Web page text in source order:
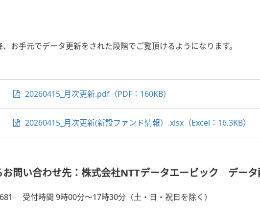
お手元でデータ更新をされた段階でご覧頂けるようになります。
20260415_月次更新.pdf（PDF：160KB）
20260415_月次更新(新設ファンド情報）.xlsx（Excel：16.3KB）
お問い合わせ先：株式会社NTTデータエービック デー
受付時間 9時00分～17時30分（土・日・祝日を除く）